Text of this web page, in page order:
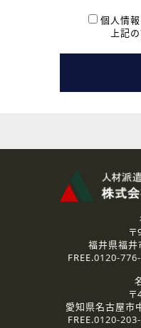
本登録に関するご連絡
たします。
( 3 ) スタッフ派遣を検討さ
お問い合わせの内容に回
なお、ご連絡手段は、電
資料送付、受講相談に関
その他、お問い合わせの
なお、ご連絡手段は、電
2.個人情報の第三者提供
ご提供いただいた個人情報
3.個人情報の取り扱いの委
弊社の定める個人情報保
人情報を委託する場合があ
個人情報
上記
福井県福
FREE.0120-
愛知県名古屋市
FREE.0120-